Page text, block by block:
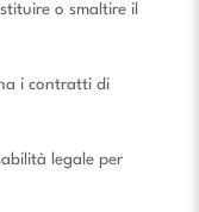
o smaltire il
i contratti di
legale per